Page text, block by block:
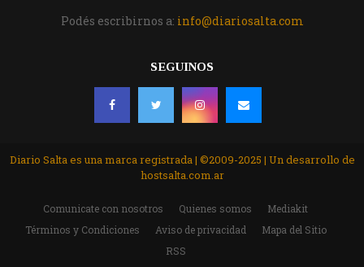
Podés escribirnos a: info@diariosalta.com
SEGUINOS
Diario Salta es una marca registrada | ©2009-2025 | Un desarrollo de
hostsalta.com.ar
Comunicate con nosotros Quienes somos
Mediakit
Términos y Condiciones
Aviso de privacidad
Mapa del Sitio
RSS